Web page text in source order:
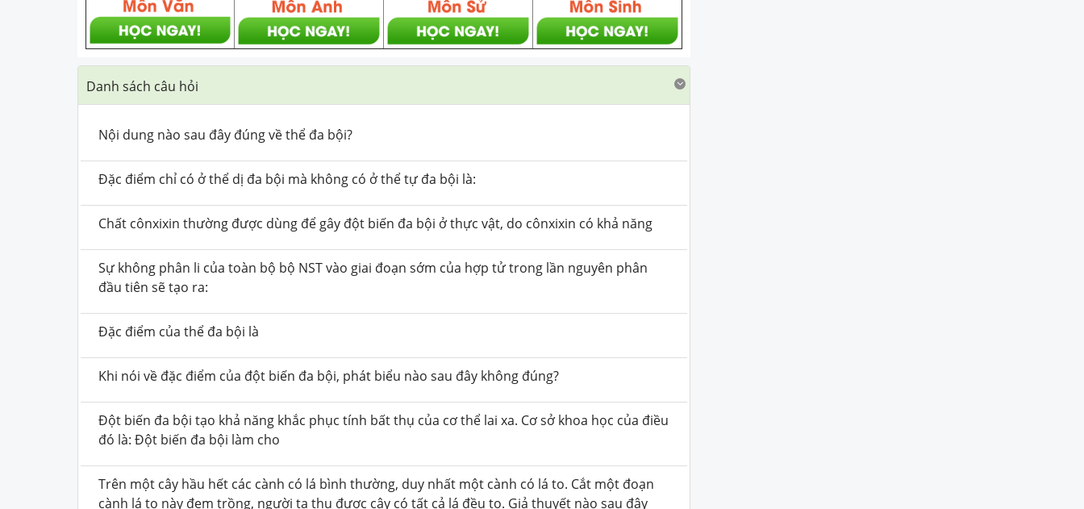
Danh sách câu hỏi
Nội dung nào sau đây đúng về thể đa bội?
Đặc điểm chỉ có ở thể dị đa bội mà không có ở thể tự đa bội là:
Chất cônxixin thường được dùng để gây đột biến đa bội ở thực vật, do cônxixin có khả năng
Sự không phân li của toàn bộ bộ NST vào giai đoạn sớm của hợp tử trong lần nguyên phân
đầu tiên sẽ tạo ra:
Đặc điểm của thể đa bội là
Khi nói về đặc điểm của đột biến đa bội, phát biểu nào sau đây không đúng?
Đột biến đa bội tạo khả năng khắc phục tính bất thụ của cơ thể lai xa. Cơ sở khoa học của điều
đó là: Đột biến đa bội làm cho
Trên một cây hầu hết các cành có lá bình thường, duy nhất một cành có lá to. Cắt một đoạn
cành lá to này đem trồng, người ta thu được cây có tất cả lá đều to. Giả thuyết nào sau đây